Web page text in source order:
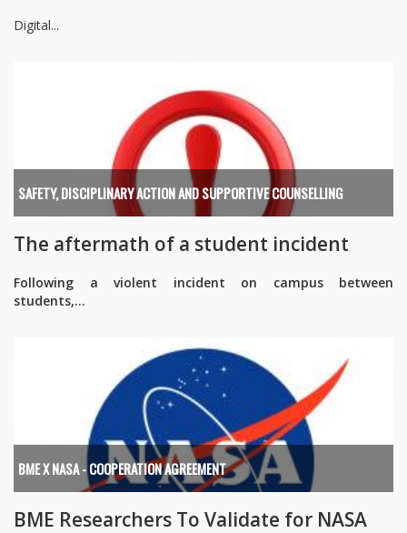
Digital...
SAFETY, DISCIPLINARY ACTION AND SUPPORTIVE COUNSELLING
The aftermath of a student incident
Following a violent incident on campus between
students,...
BME X NASA - COOPERATION AGREEMENT
BME Researchers To Validate for NASA